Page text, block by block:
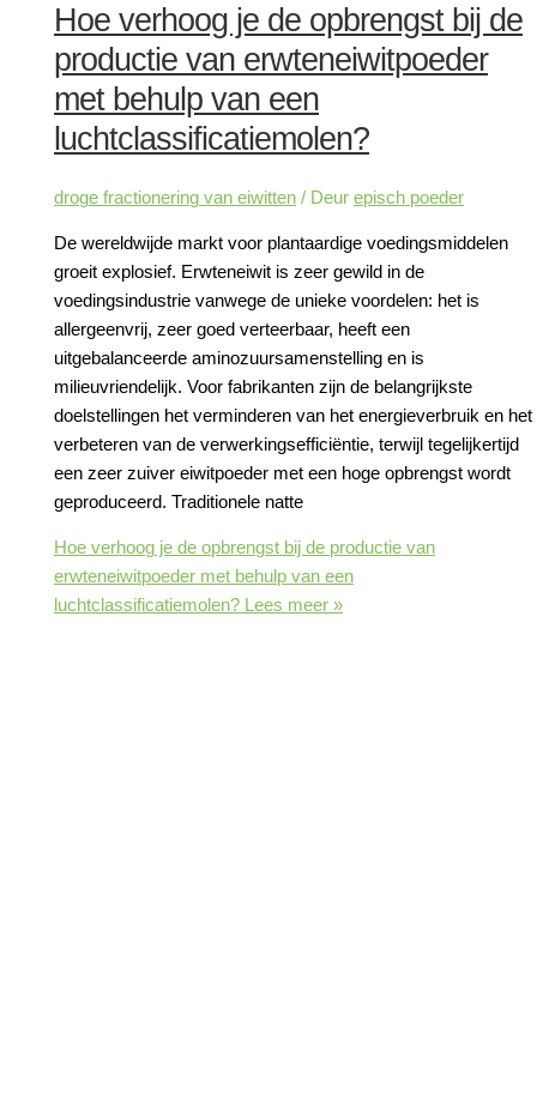
Hoe verhoog je de opbrengst bij de
productie van erwteneiwitpoeder
met behulp van een
luchtclassificatiemolen?
droge fractionering van eiwitten / Deurepisch poeder
De wereldwijde markt voor plantaardige voedingsmiddelen
groeit explosief. Erwteneiwit is zeer gewild in de
voedingsindustrie vanwege de unieke voordelen: het is
allergeenvrij, zeer goed verteerbaar, heeft een
uitgebalanceerde aminozuursamenstelling en is
milieuvriendelijk. Voor fabrikanten zijn de belangrijkste
doelstellingen het verminderen van het energieverbruik en het
verbeteren van de verwerkingsefficiëntie, terwijl tegelijkertijd
een zeer zuiver eiwitpoeder met een hoge opbrengst wordt
geproduceerd. Traditionele natte
Hoe verhoog je de opbrengst bij de productie van
erwteneiwitpoeder met behulp van een
luchtclassificatiemolen? Lees meer »